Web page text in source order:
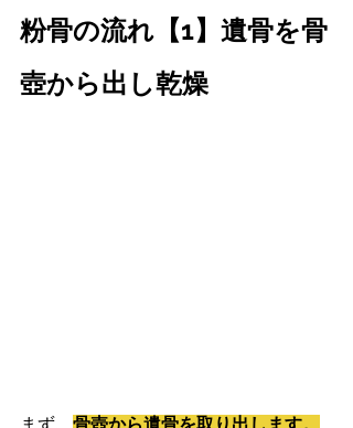
粉骨の流れ【1】遺骨を骨
壺から出し乾燥